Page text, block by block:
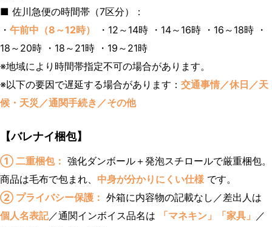
■ 佐川急便の時間帯（7区分）：
・ 午前中（8～12時）
・12～14時 ・14～16時 ・16～18時 ・
18～20時 ・18～21時 ・19～21時
※地域により時間帯指定不可の場合があります。
※以下の要因で遅延する場合があります： 交通事情／休日／天
候・天災／通関手続き／その他
【バレナイ梱包】
① 二重梱包： 強化ダンボール＋発泡スチロールで厳重梱包。
商品は毛布で包まれ、 中身が分かりにくい仕様 です。
② プライバシー保護： 外箱に内容物の記載なし／差出人は
個人名表記／通関インボイス品名は 「マネキン」「家具」 ／